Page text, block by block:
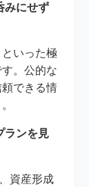
みにせず
いった極
。公的な
できる情
ランを見
資産形成